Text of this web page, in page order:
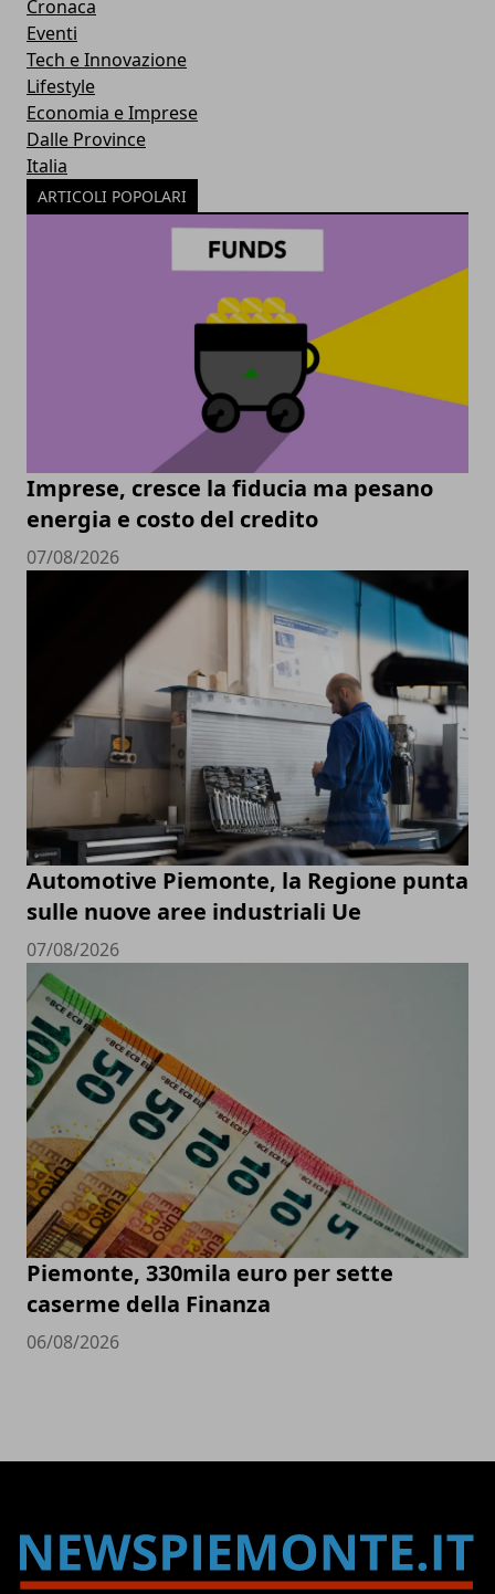
Cronaca
Eventi
Tech e Innovazione
Lifestyle
Economia e Imprese
Dalle Province
Italia
ARTICOLI POPOLARI
Imprese, cresce la fiducia ma pesano
energia e costo del credito
07/08/2026
Automotive Piemonte, la Regione punta
sulle nuove aree industriali Ue
07/08/2026
Piemonte, 330mila euro per sette
caserme della Finanza
06/08/2026